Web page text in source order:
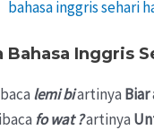
Bahasa Inggris
lemi biartinya Biar
fo wat ?artinya